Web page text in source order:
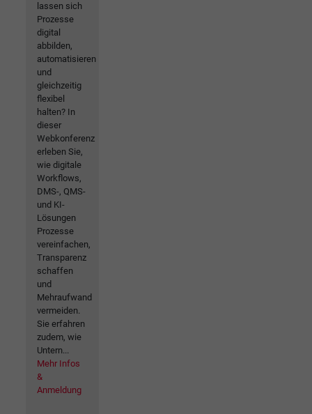
lassen sich
Prozesse
digital
abbilden,
automatisieren
und
gleichzeitig
flexibel
halten? In
dieser
Webkonferenz
erleben Sie,
wie digitale
Workflows,
DMS-, QMS-
und KI-
Lösungen
Prozesse
vereinfachen,
Transparenz
schaffen
und
Mehraufwand
vermeiden.
Sie erfahren
zudem, wie
Untern...
Mehr Infos
&
Anmeldung